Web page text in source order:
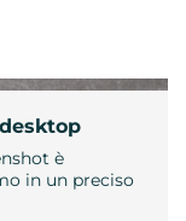
è
in un preciso